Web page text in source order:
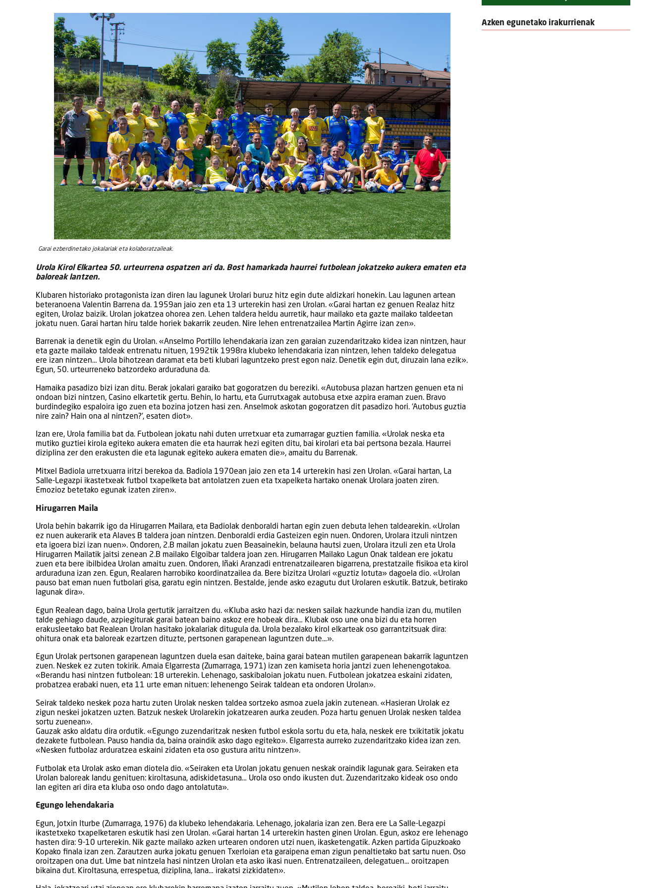
Garai ezberdinetako jokalariak eta kolaboratzaileak.
Urola Kirol Elkartea 50. urteurrena ospatzen ari da. Bost hamarkada haurrei futbolean jokatzeko aukera ematen eta
baloreak lantzen.
Klubaren historiako protagonista izan diren lau lagunek Urolari buruz hitz egin dute aldizkari honekin. Lau lagunen artean
beteranoena Valentin Barrena da. 1959an jaio zen eta 13 urterekin hasi zen Urolan. «Garai hartan ez genuen Realaz hitz
egiten, Urolaz baizik. Urolan jokatzea ohorea zen. Lehen taldera heldu aurretik, haur mailako eta gazte mailako taldeetan
jokatu nuen. Garai hartan hiru talde horiek bakarrik zeuden. Nire lehen entrenatzailea Martin Agirre izan zen».
Barrenak ia denetik egin du Urolan. «Anselmo Portillo lehendakaria izan zen garaian zuzendaritzako kidea izan nintzen, haur
eta gazte mailako taldeak entrenatu nituen, 1992tik 1998ra klubeko lehendakaria izan nintzen, lehen taldeko delegatua
ere izan nintzen… Urola bihotzean daramat eta beti klubari laguntzeko prest egon naiz. Denetik egin dut, diruzain lana ezik».
Egun, 50. urteurreneko batzordeko arduraduna da.
Hamaika pasadizo bizi izan ditu. Berak jokalari garaiko bat gogoratzen du bereziki. «Autobusa plazan hartzen genuen eta ni
ondoan bizi nintzen, Casino elkartetik gertu. Behin, lo hartu, eta Gurrutxagak autobusa etxe azpira eraman zuen. Bravo
burdindegiko espaloira igo zuen eta bozina jotzen hasi zen. Anselmok askotan gogoratzen dit pasadizo hori. ‘Autobus guztia
nire zain? Hain ona al nintzen?’, esaten diot».
Izan ere, Urola familia bat da. Futbolean jokatu nahi duten urretxuar eta zumarragar guztien familia. «Urolak neska eta
mutiko guztiei kirola egiteko aukera ematen die eta haurrak hezi egiten ditu, bai kirolari eta bai pertsona bezala. Haurrei
diziplina zer den erakusten die eta lagunak egiteko aukera ematen die», amaitu du Barrenak.
Mitxel Badiola urretxuarra iritzi berekoa da. Badiola 1970ean jaio zen eta 14 urterekin hasi zen Urolan. «Garai hartan, La
Salle-Legazpi ikastetxeak futbol txapelketa bat antolatzen zuen eta txapelketa hartako onenak Urolara joaten ziren.
Emozioz betetako egunak izaten ziren».
Hirugarren Maila
Urola behin bakarrik igo da Hirugarren Mailara, eta Badiolak denboraldi hartan egin zuen debuta lehen taldearekin. «Urolan
ez nuen aukerarik eta Alaves B taldera joan nintzen. Denboraldi erdia Gasteizen egin nuen. Ondoren, Urolara itzuli nintzen
eta igoera bizi izan nuen». Ondoren, 2.B mailan jokatu zuen Beasainekin, belauna hautsi zuen, Urolara itzuli zen eta Urola
Hirugarren Mailatik jaitsi zenean 2.B mailako Elgoibar taldera joan zen. Hirugarren Mailako Lagun Onak taldean ere jokatu
zuen eta bere ibilbidea Urolan amaitu zuen. Ondoren, Iñaki Aranzadi entrenatzailearen bigarrena, prestatzaile fisikoa eta kirol
arduraduna izan zen. Egun, Realaren harrobiko koordinatzailea da. Bere bizitza Urolari «guztiz lotuta» dagoela dio. «Urolan
pauso bat eman nuen futbolari gisa, garatu egin nintzen. Bestalde, jende asko ezagutu dut Urolaren eskutik. Batzuk, betirako
lagunak dira».
Egun Realean dago, baina Urola gertutik jarraitzen du. «Kluba asko hazi da: nesken sailak hazkunde handia izan du, mutilen
talde gehiago daude, azpiegiturak garai batean baino askoz ere hobeak dira… Klubak oso une ona bizi du eta horren
erakusleetako bat Realean Urolan hasitako jokalariak ditugula da. Urola bezalako kirol elkarteak oso garrantzitsuak dira:
ohitura onak eta baloreak ezartzen dituzte, pertsonen garapenean laguntzen dute…».
Egun Urolak pertsonen garapenean laguntzen duela esan daiteke, baina garai batean mutilen garapenean bakarrik laguntzen
zuen. Neskek ez zuten tokirik. Amaia Elgarresta (Zumarraga, 1971) izan zen kamiseta horia jantzi zuen lehenengotakoa.
«Berandu hasi nintzen futbolean: 18 urterekin. Lehenago, saskibaloian jokatu nuen. Futbolean jokatzea eskaini zidaten,
probatzea erabaki nuen, eta 11 urte eman nituen: lehenengo Seirak taldean eta ondoren Urolan».
Seirak taldeko neskek poza hartu zuten Urolak nesken taldea sortzeko asmoa zuela jakin zutenean. «Hasieran Urolak ez
zigun neskei jokatzen uzten. Batzuk neskek Urolarekin jokatzearen aurka zeuden. Poza hartu genuen Urolak nesken taldea
sortu zuenean».
Gauzak asko aldatu dira ordutik. «Egungo zuzendaritzak nesken futbol eskola sortu du eta, hala, neskek ere txikitatik jokatu
dezakete futbolean. Pauso handia da, baina oraindik asko dago egiteko». Elgarresta aurreko zuzendaritzako kidea izan zen.
«Nesken futbolaz arduratzea eskaini zidaten eta oso gustura aritu nintzen».
Futbolak eta Urolak asko eman diotela dio. «Seiraken eta Urolan jokatu genuen neskak oraindik lagunak gara. Seiraken eta
Urolan baloreak landu genituen: kiroltasuna, adiskidetasuna… Urola oso ondo ikusten dut. Zuzendaritzako kideak oso ondo
lan egiten ari dira eta kluba oso ondo dago antolatuta».
Egungo lehendakaria
Egun, Jotxin Iturbe (Zumarraga, 1976) da klubeko lehendakaria. Lehenago, jokalaria izan zen. Bera ere La Salle-Legazpi
ikastetxeko txapelketaren eskutik hasi zen Urolan. «Garai hartan 14 urterekin hasten ginen Urolan. Egun, askoz ere lehenago
hasten dira: 9-10 urterekin. Nik gazte mailako azken urtearen ondoren utzi nuen, ikasketengatik. Azken partida Gipuzkoako
Kopako finala izan zen. Zarautzen aurka jokatu genuen Txerloian eta garaipena eman zigun penaltietako bat sartu nuen. Oso
oroitzapen ona dut. Ume bat nintzela hasi nintzen Urolan eta asko ikasi nuen. Entrenatzaileen, delegatuen… oroitzapen
bikaina dut. Kiroltasuna, errespetua, diziplina, lana… irakatsi zizkidaten».
Azken egunetako irakurrienak